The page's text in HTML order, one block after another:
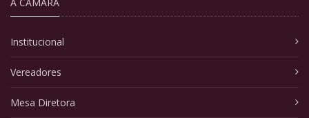
Institucional
Vereadores
Mesa Diretora